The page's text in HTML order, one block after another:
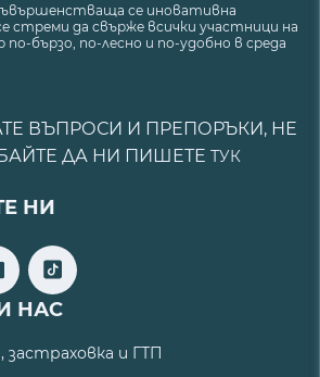
се иновативна
стреми да свърже всички участници на
бързо, по-лесно и по-удобно в среда
ВЪПРОСИ И ПРЕПОРЪКИ, НЕ
ДА НИ ПИШЕТЕ ТУК
НИ
НАС
и ГТП